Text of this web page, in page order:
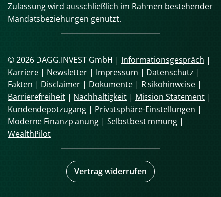
Zulassung wird ausschließlich im Rahmen bestehender
Mandatsbeziehungen genutzt.
© 2026 DAGG.INVEST GmbH | Informationsgespräch |
Karriere | Newsletter | Impressum | Datenschutz |
Fakten | Disclaimer | Dokumente | Risikohinweise |
Barrierefreiheit | Nachhaltigkeit | Mission Statement |
Kundendepotzugang | Privatsphäre-Einstellungen |
Moderne Finanzplanung | Selbstbestimmung |
WealthPilot
Vertrag widerrufen